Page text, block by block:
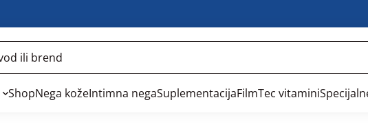
ShopNega kožeIntimna negaSuplementacijaFilmTec vitamini